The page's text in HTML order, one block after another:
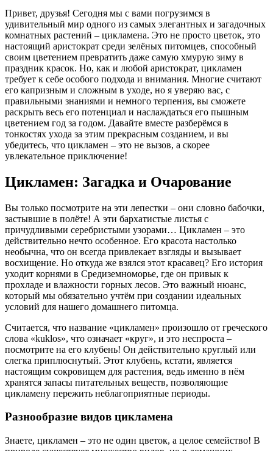
Привет, друзья! Сегодня мы с вами погрузимся в
удивительный мир одного из самых элегантных и загадочных
комнатных растений – цикламена. Это не просто цветок, это
настоящий аристократ среди зелёных питомцев, способный
своим цветением превратить даже самую хмурую зиму в
праздник красок. Но, как и любой аристократ, цикламен
требует к себе особого подхода и внимания. Многие считают
его капризным и сложным в уходе, но я уверяю вас, с
правильными знаниями и немного терпения, вы сможете
раскрыть весь его потенциал и наслаждаться его пышным
цветением год за годом. Давайте вместе разберёмся в
тонкостях ухода за этим прекрасным созданием, и вы
убедитесь, что цикламен – это не вызов, а скорее
увлекательное приключение!
Цикламен: Загадка и Очарование
Вы только посмотрите на эти лепестки – они словно бабочки,
застывшие в полёте! А эти бархатистые листья с
причудливыми серебристыми узорами… Цикламен – это
действительно нечто особенное. Его красота настолько
необычна, что он всегда привлекает взгляды и вызывает
восхищение. Но откуда же взялся этот красавец? Его история
уходит корнями в Средиземноморье, где он привык к
прохладе и влажности горных лесов. Это важный нюанс,
который мы обязательно учтём при создании идеальных
условий для нашего домашнего питомца.
Считается, что название «цикламен» произошло от греческого
слова «kuklos», что означает «круг», и это неспроста –
посмотрите на его клубень! Он действительно круглый или
слегка приплюснутый. Этот клубень, кстати, является
настоящим сокровищем для растения, ведь именно в нём
хранятся запасы питательных веществ, позволяющие
цикламену пережить неблагоприятные периоды.
Разнообразие видов цикламена
Знаете, цикламен – это не один цветок, а целое семейство! В